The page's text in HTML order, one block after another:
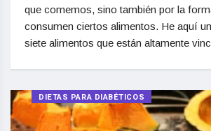
que comemos, sino también por la
consumen ciertos alimentos. He aquí
siete alimentos que están altamente
DIETAS PARA DIABÉTICOS